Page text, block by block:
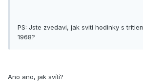
PS: Jste zvedavi, jak sviti hodinky s
1968?
Ano ano, jak svítí?